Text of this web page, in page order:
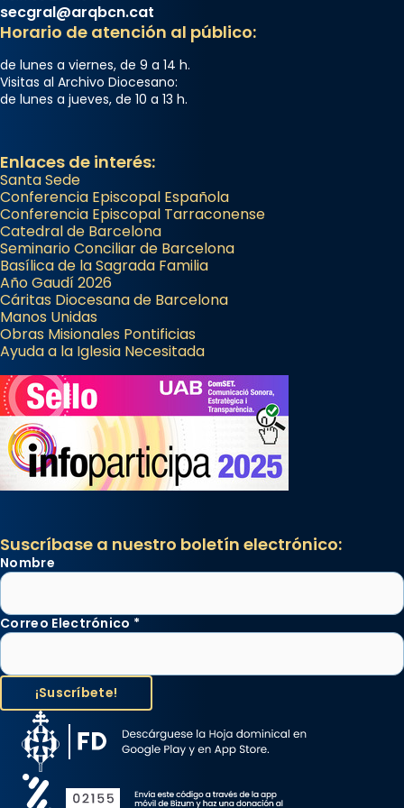
secgral@arqbcn.cat
Horario de atención al público:
de lunes a viernes, de 9 a 14 h.
Visitas al Archivo Diocesano:
de lunes a jueves, de 10 a 13 h.
Enlaces de interés:
Santa Sede
Conferencia Episcopal Española
Conferencia Episcopal Tarraconense
Catedral de Barcelona
Seminario Conciliar de Barcelona
Basílica de la Sagrada Familia
Año Gaudí 2026
Cáritas Diocesana de Barcelona
Manos Unidas
Obras Misionales Pontificias
Ayuda a la Iglesia Necesitada
Suscríbase a nuestro boletín electrónico:
Nombre
Correo Electrónico *